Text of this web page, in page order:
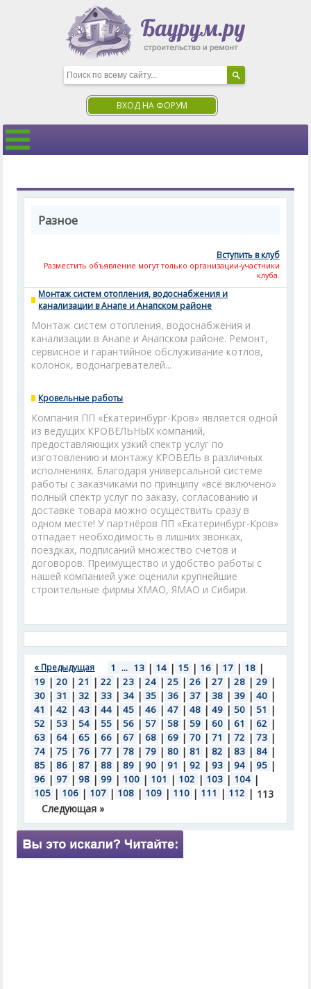
ВХОД НА ФОРУМ
Разное
Вступить в клуб
Разместить объявление могут только организации-участники
клуба.
Монтаж систем отопления, водоснабжения и
канализации в Анапе и Анапском районе
Монтаж систем отопления, водоснабжения и
канализации в Анапе и Анапском районе. Ремонт,
сервисное и гарантийное обслуживание котлов,
колонок, водонагревателей...
Кровельные работы
Компания ПП «Екатеринбург-Кров» является одной
из ведущих КРОВЕЛЬНЫХ компаний,
предоставляющих узкий спектр услуг по
изготовлению и монтажу КРОВЕЛЬ в различных
исполнениях. Благодаря универсальной системе
работы с заказчиками по принципу «всё включено»
полный спектр услуг по заказу, согласованию и
доставке товара можно осуществить сразу в
одном месте! У партнёров ПП «Екатеринбург-Кров»
отпадает необходимость в лишних звонках,
поездках, подписаний множество счетов и
договоров. Преимущество и удобство работы с
нашей компанией уже оценили крупнейшие
строительные фирмы ХМАО, ЯМАО и Сибири.
« Предыдущая 1 ... 13 | 14 | 15 | 16 | 17 | 18 |
19 | 20 | 21 | 22 | 23 | 24 | 25 | 26 | 27 | 28 | 29 |
30 | 31 | 32 | 33 | 34 | 35 | 36 | 37 | 38 | 39 | 40 |
41 | 42 | 43 | 44 | 45 | 46 | 47 | 48 | 49 | 50 | 51 |
52 | 53 | 54 | 55 | 56 | 57 | 58 | 59 | 60 | 61 | 62 |
63 | 64 | 65 | 66 | 67 | 68 | 69 | 70 | 71 | 72 | 73 |
74 | 75 | 76 | 77 | 78 | 79 | 80 | 81 | 82 | 83 | 84 |
85 | 86 | 87 | 88 | 89 | 90 | 91 | 92 | 93 | 94 | 95 |
96 | 97 | 98 | 99 | 100 | 101 | 102 | 103 | 104 |
105 | 106 | 107 | 108 | 109 | 110 | 111 | 112 | 113
Следующая »